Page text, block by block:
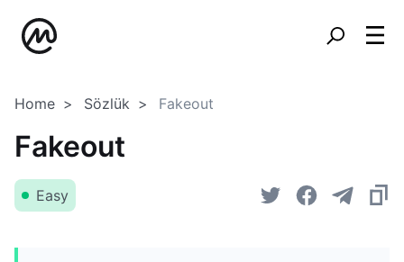
Home Sözlük Fakeout
Fakeout
Easy